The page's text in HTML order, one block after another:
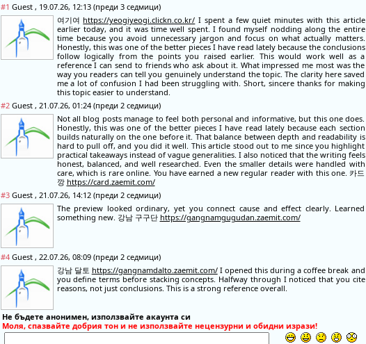
#1 Guest , 19.07.26, 12:13 (преди 3 седмици)
여기여 https://yeogiyeogi.clickn.co.kr/ I spent a few quiet minutes with this article
earlier today, and it was time well spent. I found myself nodding along the entire
time because you avoid unnecessary jargon and focus on what actually matters.
Honestly, this was one of the better pieces I have read lately because the conclusions
follow logically from the points you raised earlier. This would work well as a
reference I can send to friends who ask about it. What impressed me most was the
way you readers can tell you genuinely understand the topic. The clarity here saved
me a lot of confusion I had been struggling with. Short, sincere thanks for making
this topic easier to understand.
#2Guest , 21.07.26, 01:24 (преди 2 седмици)
Not all blog posts manage to feel both personal and informative, but this one does.
Honestly, this was one of the better pieces I have read lately because each section
builds naturally on the one before it. That balance between depth and readability is
hard to pull off, and you did it well. This article stood out to me since you highlight
practical takeaways instead of vague generalities. I also noticed that the writing feels
honest, balanced, and well researched. Even the smaller details were handled with
care, which is rare online. You have earned a new regular reader with this one. 카드
깡 https://card.zaemit.com/
#3Guest , 21.07.26, 14:12 (преди 2 седмици)
The preview looked ordinary, yet you connect cause and effect clearly. Learned
something new. 강남 구구단 https://gangnamgugudan.zaemit.com/
#4Guest , 22.07.26, 08:09 (преди 2 седмици)
강남 달토 https://gangnamdalto.zaemit.com/I opened this during a coffee break and
you define terms before stacking concepts. Halfway through I noticed that you cite
reasons, not just conclusions. This is a strong reference overall.
Не бъдете анонимен, използвайте акаунта си
Моля, спазвайте добрия тон и не използвайте нецензурни и обидни изрази!